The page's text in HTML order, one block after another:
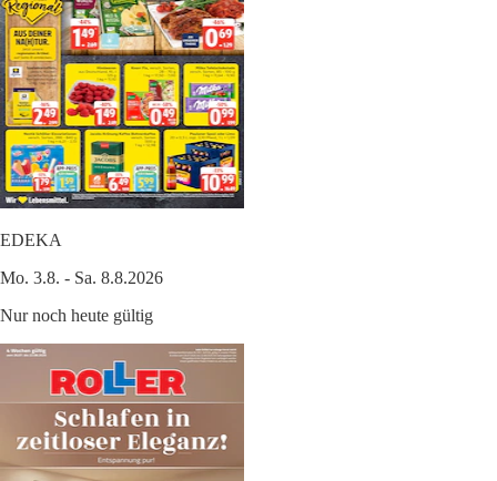
EDEKA
Mo. 3.8. - Sa. 8.8.2026
Nur noch heute gültig